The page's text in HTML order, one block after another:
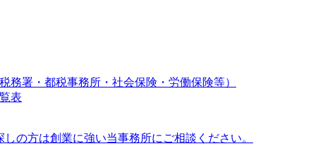
務署・都税事務所・社会保険・労働保険等）
表
の方は創業に強い当事務所にご相談ください。